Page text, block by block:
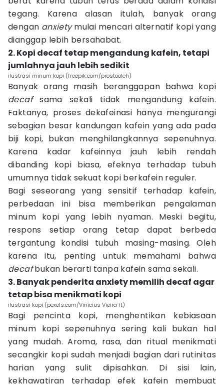
tegang. Karena alasan itulah, banyak orang
dengan anxietymulai mencari alternatif kopi yang
dianggap lebih bersahabat.
2. Kopi decaf tetap mengandung kafein, tetapi
jumlahnya jauh lebih sedikit
ilustrasi minum kopi (freepik.com/prostooleh)
Banyak orang masih beranggapan bahwa kopi
decafsama sekali tidak mengandung kafein.
Faktanya, proses dekafeinasi hanya mengurangi
sebagian besar kandungan kafein yang ada pada
biji kopi, bukan menghilangkannya sepenuhnya.
Karena kadar kafeinnya jauh lebih rendah
dibanding kopi biasa, efeknya terhadap tubuh
umumnya tidak sekuat kopi berkafein reguler.
Bagi seseorang yang sensitif terhadap kafein,
perbedaan ini bisa memberikan pengalaman
minum kopi yang lebih nyaman. Meski begitu,
respons setiap orang tetap dapat berbeda
tergantung kondisi tubuh masing-masing. Oleh
karena itu, penting untuk memahami bahwa
decafbukan berarti tanpa kafein sama sekali.
3. Banyak penderita anxiety memilih decaf agar
tetap bisa menikmati kopi
ilustrasi kopi (pexels.com/Vinícius Vieira ft)
Bagi pencinta kopi, menghentikan kebiasaan
minum kopi sepenuhnya sering kali bukan hal
yang mudah. Aroma, rasa, dan ritual menikmati
secangkir kopi sudah menjadi bagian dari rutinitas
harian yang sulit dipisahkan. Di sisi lain,
kekhawatiran terhadap efek kafein membuat